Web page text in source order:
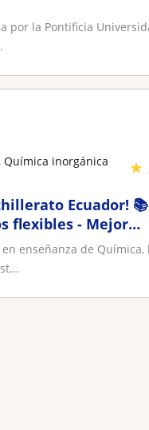
por la Pontificia
★
Química inorgánica
Ecuador! 📚
flexibles - Mejora
enseñanza de